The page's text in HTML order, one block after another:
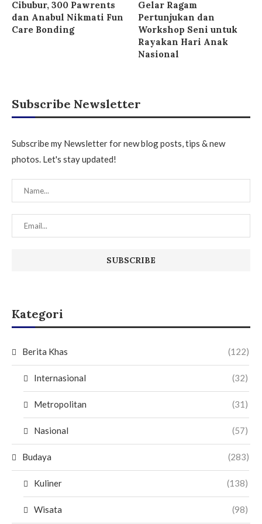
Cibubur, 300 Pawrents
dan Anabul Nikmati Fun
Care Bonding
Gelar Ragam
Pertunjukan dan
Workshop Seni untuk
Rayakan Hari Anak
Nasional
Subscribe Newsletter
Subscribe my Newsletter for new blog posts, tips & new
photos. Let's stay updated!
Kategori
Berita Khas (122)
Internasional (32)
Metropolitan (31)
Nasional (57)
Budaya (283)
Kuliner (138)
Wisata (98)